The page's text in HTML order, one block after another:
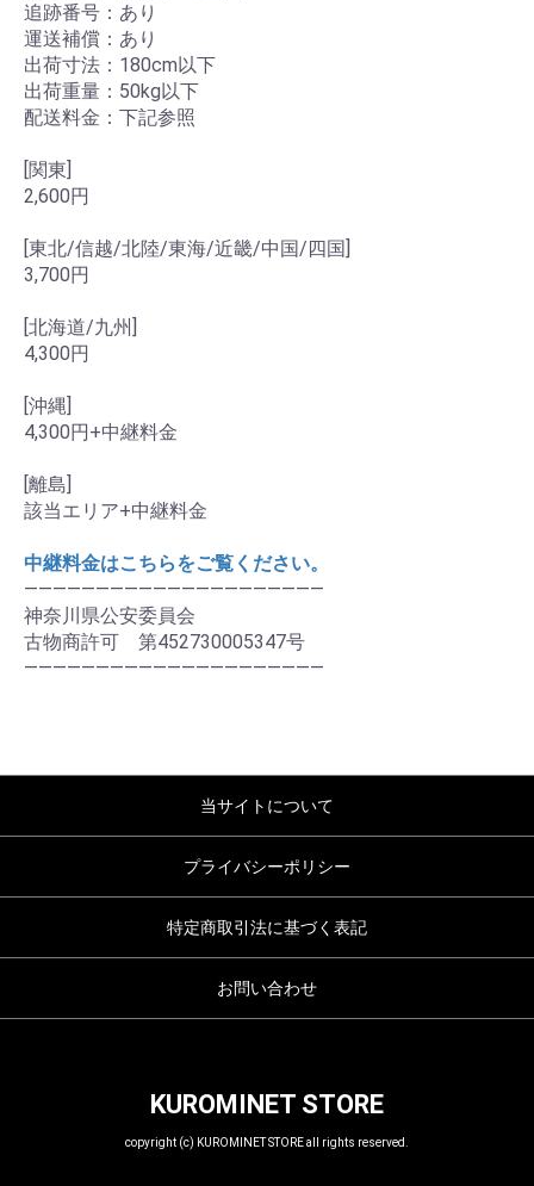
追跡番号：あり
運送補償：あり
出荷寸法：180cm以下
出荷重量：50kg以下
配送料金：下記参照
[関東]
2,600円
[東北/信越/北陸/東海/近畿/中国/四国]
3,700円
[北海道/九州]
4,300円
[沖縄]
4,300円+中継料金
[離島]
該当エリア+中継料金
中継料金はこちらをご覧ください。
―――――――――――――――――――――
神奈川県公安委員会
古物商許可 第452730005347号
―――――――――――――――――――――
当サイトについて
プライバシーポリシー
特定商取引法に基づく表記
お問い合わせ
KUROMINET STORE
copyright (c) KUROMINET STORE all rights reserved.